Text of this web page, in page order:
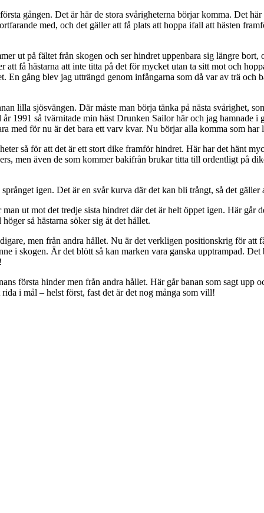
gången. Det är här de stora svårigheterna börjar komma. Det
med, och det gäller att få plats att hoppa ifall att hästen
ut på fältet från skogen och ser hindret uppenbara sig längre
att få hästarna att inte titta på det för mycket utan ta sitt mot och
gång blev jag utträngd genom infångarna som då var av trä
lilla sjösvängen. Där måste man börja tänka på nästa svårighet,
1991 så tvärnitade min häst Drunken Sailor här och jag hamnade i
med för nu är det bara ett varv kvar. Nu börjar alla komma som har
så för att det är ett stort dike framför hindret. Här har det hänt
men även de som kommer bakifrån brukar titta till ordentligt på
igen. Det är en svår kurva där det kan bli trångt, så det gäller
ut mot det tredje sista hindret där det är helt öppet igen. Här går
så hästarna söker sig åt det hållet.
men från andra hållet. Nu är det verkligen positionskrig för att
i skogen. Är det blött så kan marken vara ganska upptrampad.
första hinder men från andra hållet. Här går banan som sagt upp
i mål – helst först, fast det är det nog många som vill!